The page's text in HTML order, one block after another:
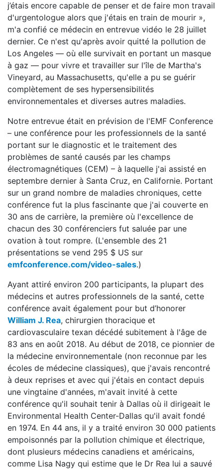
j’étais encore capable de penser et de faire mon travail
d'urgentologue alors que j'étais en train de mourir »,
m'a confié ce médecin en entrevue vidéo le 28 juillet
dernier. Ce n'est qu'après avoir quitté la pollution de
Los Angeles — où elle survivait en portant un masque
à gaz — pour vivre et travailler sur l'île de Martha's
Vineyard, au Massachusetts, qu'elle a pu se guérir
complètement de ses hypersensibilités
environnementales et diverses autres maladies.
Notre entrevue était en prévision de l'EMF Conference
– une conférence pour les professionnels de la santé
portant sur le diagnostic et le traitement des
problèmes de santé causés par les champs
électromagnétiques (CEM) – à laquelle j'ai assisté en
septembre dernier à Santa Cruz, en Californie. Portant
sur un grand nombre de maladies chroniques, cette
conférence fut la plus fascinante que j'ai couverte en
30 ans de carrière, la première où l'excellence de
chacun des 30 conférenciers fut saluée par une
ovation à tout rompre. (L'ensemble des 21
présentations se vend 295 $ US sur
emfconference.com/video-sales.)
Ayant attiré environ 200 participants, la plupart des
médecins et autres professionnels de la santé, cette
conférence avait également pour but d’honorer
William J. Rea, chirurgien thoracique et
cardiovasculaire texan décédé subitement à l'âge de
83 ans en août 2018. Au début de 2018, ce pionnier de
la médecine environnementale (non reconnue par les
écoles de médecine classiques), que j'avais rencontré
à deux reprises et avec qui j'étais en contact depuis
une vingtaine d'années, m'avait invité à cette
conférence qu'il souhait tenir à Dallas où il dirigeait le
Environmental Health Center-Dallas qu'il avait fondé
en 1974. En 44 ans, il y a traité environ 30 000 patients
empoisonnés par la pollution chimique et électrique,
dont plusieurs médecins canadiens et américains,
comme Lisa Nagy qui estime que le Dr Rea lui a sauvé